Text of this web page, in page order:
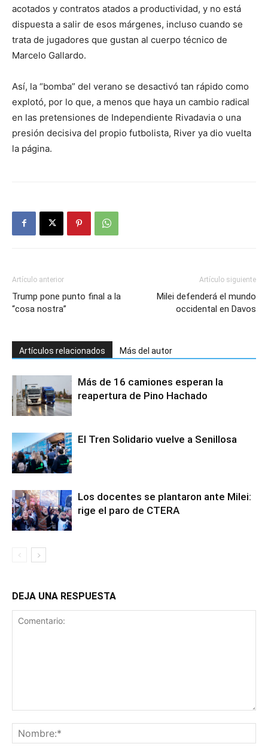
acotados y contratos atados a productividad, y no está
dispuesta a salir de esos márgenes, incluso cuando se
trata de jugadores que gustan al cuerpo técnico de
Marcelo Gallardo.
Así, la “bomba” del verano se desactivó tan rápido como
explotó, por lo que, a menos que haya un cambio radical
en las pretensiones de Independiente Rivadavia o una
presión decisiva del propio futbolista, River ya dio vuelta
la página.
Artículo anterior
Trump pone punto final a la
“cosa nostra”
Artículo siguiente
Milei defenderá el mundo
occidental en Davos
Artículos relacionados Más del autor
Más de 16 camiones esperan la
reapertura de Pino Hachado
El Tren Solidario vuelve a Senillosa
Los docentes se plantaron ante Milei:
rige el paro de CTERA
DEJA UNA RESPUESTA